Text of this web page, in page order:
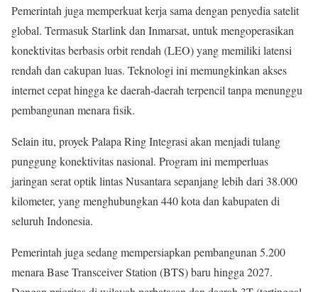
Pemerintah juga memperkuat kerja sama dengan penyedia satelit
global. Termasuk Starlink dan Inmarsat, untuk mengoperasikan
konektivitas berbasis orbit rendah (LEO) yang memiliki latensi
rendah dan cakupan luas. Teknologi ini memungkinkan akses
internet cepat hingga ke daerah-daerah terpencil tanpa menunggu
pembangunan menara fisik.
Selain itu, proyek Palapa Ring Integrasi akan menjadi tulang
punggung konektivitas nasional. Program ini memperluas
jaringan serat optik lintas Nusantara sepanjang lebih dari 38.000
kilometer, yang menghubungkan 440 kota dan kabupaten di
seluruh Indonesia.
Pemerintah juga sedang mempersiapkan pembangunan 5.200
menara Base Transceiver Station (BTS) baru hingga 2027.